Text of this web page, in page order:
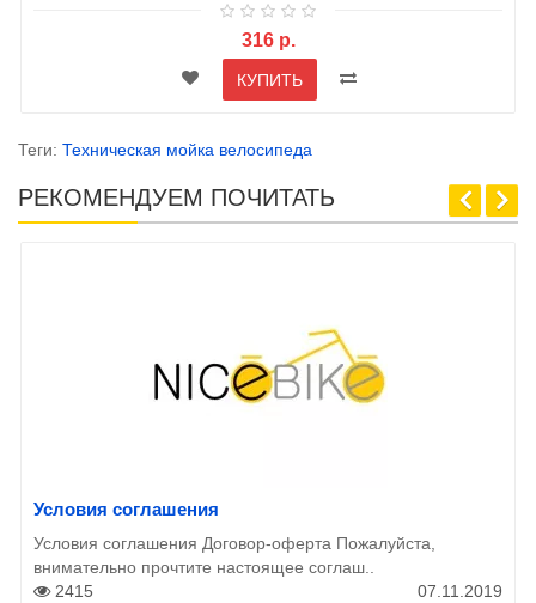
316 р.
КУПИТЬ
Теги: Техническая мойка велосипеда
РЕКОМЕНДУЕМ ПОЧИТАТЬ
Условия соглашения
Условия соглашения Договор-оферта Пожалуйста,
внимательно прочтите настоящее соглаш..
2415
07.11.2019